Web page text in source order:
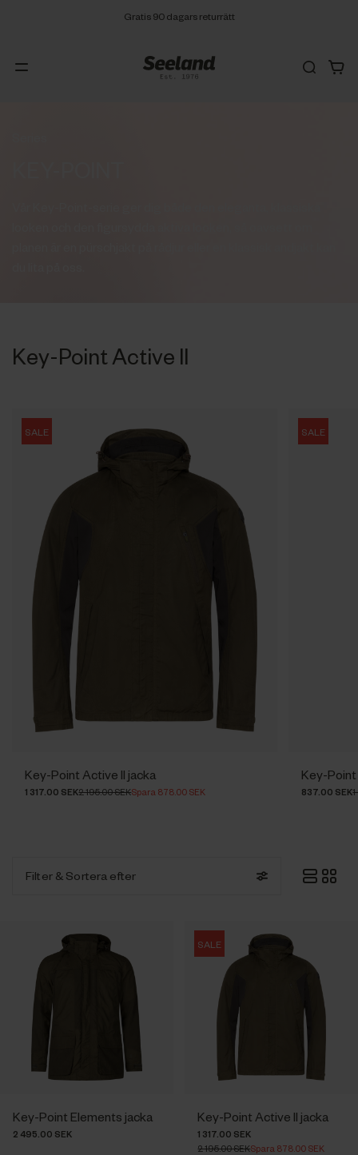
Gratis 90 dagars returrätt
Key-Point Active II
SALE
Key-Point Active II jacka
1 317.00 SEK2 195.00 SEKSpara 878.00 SEK
SALE
Key-
837.00 SEK
Filter & Sortera efter
Key-Point Elements jacka
2 495.00 SEK
SALE
Key-Point Active II jacka
1 317.00 SEK
2 195.00 SEKSpara 878.00 SEK